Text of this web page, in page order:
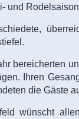
und
bereicherten
Ihren
die Gäste
wünscht